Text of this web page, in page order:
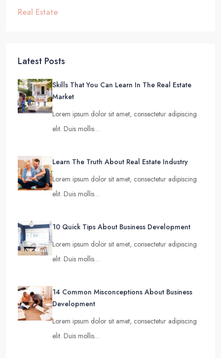
Real Estate
Latest Posts
Skills That You Can Learn In The Real Estate
Market
Lorem ipsum dolor sit amet, consectetur adipiscing
elit. Duis mollis…
Learn The Truth About Real Estate Industry
Lorem ipsum dolor sit amet, consectetur adipiscing
elit. Duis mollis…
10 Quick Tips About Business Development
Lorem ipsum dolor sit amet, consectetur adipiscing
elit. Duis mollis…
14 Common Misconceptions About Business
Development
Lorem ipsum dolor sit amet, consectetur adipiscing
elit. Duis mollis…